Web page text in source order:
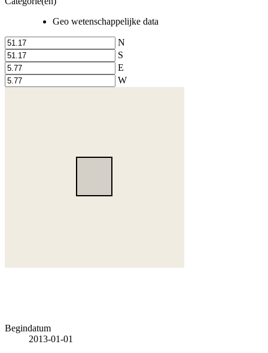
Geo wetenschappelijke data
N
S
E
W
Begindatum
2013-01-01